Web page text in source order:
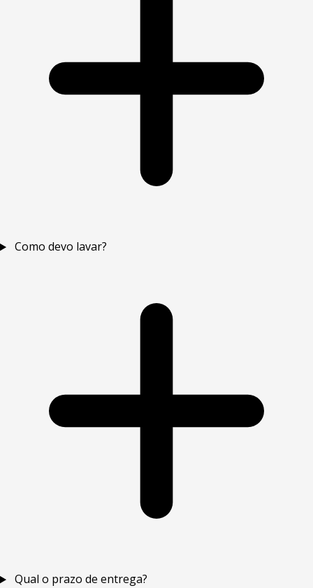
Como devo lavar?
Qual o prazo de entrega?